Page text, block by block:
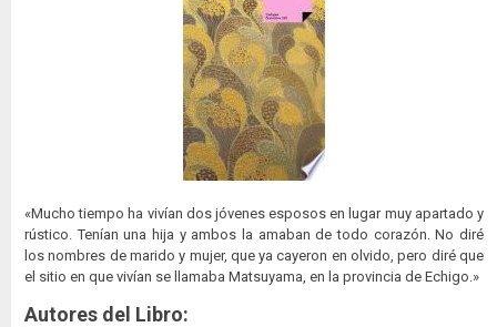
«Mucho tiempo ha vivían dos jóvenes esposos en lugar muy apartado y
rústico. Tenían una hija y ambos la amaban de todo corazón. No diré
los nombres de marido y mujer, que ya cayeron en olvido, pero diré que
el sitio en que vivían se llamaba Matsuyama, en la provincia de Echigo.»
Autores del Libro: